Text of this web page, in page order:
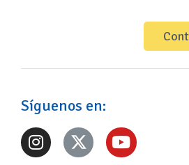
Síguenos en: